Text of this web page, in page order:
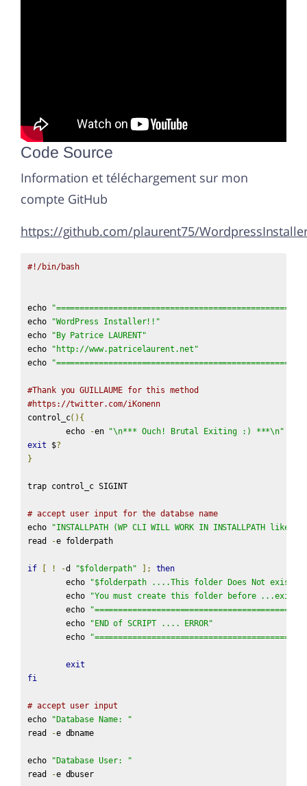
Code Source
Information et téléchargement sur mon
compte GitHub
https://github.com/plaurent75/
#!/bin/bash
echo
echo
"WordPress Installer!!"
echo
"By Patrice LAURENT"
echo
"http://www.patricelaurent.net"
echo
#Thank you GUILLAUME for this method
#https://twitter.com/iKonenn
control_c(){
	echo
-en "\n*** Ouch! Brutal Exiting :) ***\n"
exit $?
}
trap control_c SIGINT
# accept user input for the databse name
echo
"INSTALLPATH (WP CLI WILL WORK IN INSTALLPATH
read
-e folderpath
if [ ! -d "$folderpath" ];
then
	echo
"$folderpath ....This folder Does Not exist"
	echo
"You must create this folder before
	echo
	echo
"END of SCRIPT .... ERROR"
	echo
exit
fi
# accept user input
echo
"Database Name: "
read
-e dbname
echo
"Database User: "
read
-e dbuser